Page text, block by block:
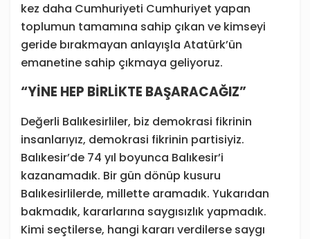
kez daha Cumhuriyeti Cumhuriyet yapan
toplumun tamamına sahip çıkan ve kimseyi
geride bırakmayan anlayışla Atatürk’ün
emanetine sahip çıkmaya geliyoruz.
“YİNE HEP BİRLİKTE BAŞARACAĞIZ”
Değerli Balıkesirliler, biz demokrasi fikrinin
insanlarıyız, demokrasi fikrinin partisiyiz.
Balıkesir’de 74 yıl boyunca Balıkesir’i
kazanamadık. Bir gün dönüp kusuru
Balıkesirlilerde, millette aramadık. Yukarıdan
bakmadık, kararlarına saygısızlık yapmadık.
Kimi seçtilerse, hangi kararı verdilerse saygı